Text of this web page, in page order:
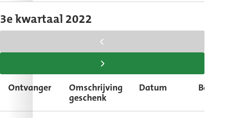
3e kwartaal 2022
naar
links
tabel
rechts
Ontvanger
Omschrijving
geschenk
Datum